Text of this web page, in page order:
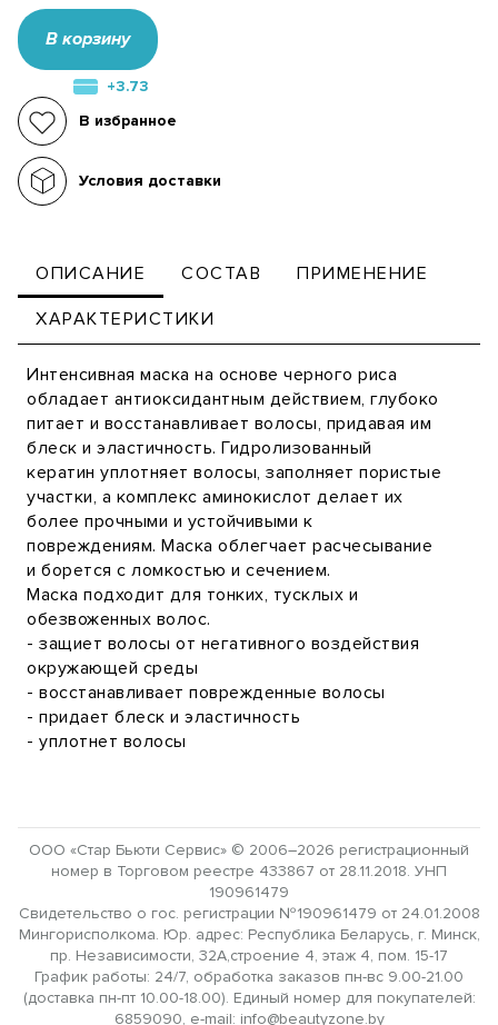
В корзину
+3.73
В избранное
Условия доставки
ОПИСАНИЕ СОСТАВ ПРИМЕНЕНИЕ
ХАРАКТЕРИСТИКИ
Интенсивная маска на основе черного риса
обладает антиоксидантным действием, глубоко
питает и восстанавливает волосы, придавая им
блеск и эластичность. Гидролизованный
кератин уплотняет волосы, заполняет пористые
участки, а комплекс аминокислот делает их
более прочными и устойчивыми к
повреждениям. Маска облегчает расчесывание
и борется с ломкостью и сечением.
Маска подходит для тонких, тусклых и
обезвоженных волос.
- защиет волосы от негативного воздействия
окружающей среды
- восстанавливает поврежденные волосы
- придает блеск и эластичность
- уплотнет волосы
ООО «Стар Бьюти Сервис» © 2006–2026 регистрационный
номер в Торговом реестре 433867 от 28.11.2018. УНП
190961479
Свидетельство о гос. регистрации №190961479 от 24.01.2008
Мингорисполкома. Юр. адрес: Республика Беларусь, г. Минск,
пр. Независимости, 32А,строение 4, этаж 4, пом. 15-17
График работы: 24/7, обработка заказов пн-вс 9.00-21.00
(доставка пн-пт 10.00-18.00). Единый номер для покупателей:
6859090, e-mail: info@beautyzone.by